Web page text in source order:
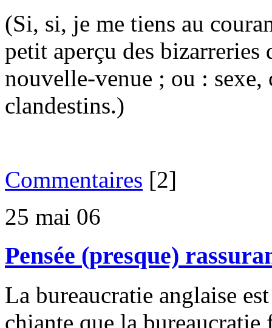
(Si, si, je me tiens au
petit aperçu des
nouvelle-venue ; ou :
clandestins.)
Commentaires [2]
25 mai 06
Pensée (presque)
La bureaucratie anglaise
chiante que la bureaucratie